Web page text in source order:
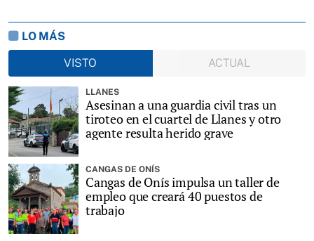
LO MÁS
VISTO
ACTUAL
LLANES
Asesinan a una guardia civil tras un
tiroteo en el cuartel de Llanes y otro
agente resulta herido grave
CANGAS DE ONÍS
Cangas de Onís impulsa un taller de
empleo que creará 40 puestos de
trabajo